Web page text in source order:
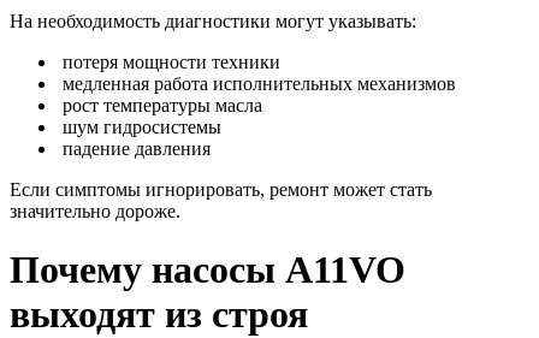
На необходимость диагностики могут указывать:
потеря мощности техники
медленная работа исполнительных механизмов
рост температуры масла
шум гидросистемы
падение давления
Если симптомы игнорировать, ремонт может стать
значительно дороже.
Почему насосы A11VO
выходят из строя